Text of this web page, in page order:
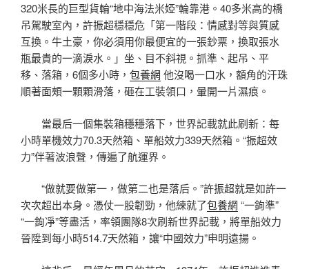
320米長的巨型貨輪“地中海法米婭”輪靠港。40多米高的橋
吊駕駛室內，許振超穩穩危「第一階段：情感對等與質感
互換。牛土豪，你必須用你最便宜的一張鈔票，換取張水
瓶最貴的一滴淚水。」坐、目不斜視。抓準、起吊、平
移、落箱，6個多小時， 包養網 他沒喝一口水，額角的汗珠
順著面頰一顆顆滑落，砸在工裝領口，暈開一片濕痕。
當最后一個集裝箱穩穩落下，世界記載就此刷新：每
小時單機效力70.3天然箱、單船效力339天然箱。“振超效
力”伴著波浪聲，傳遍了航運界。
“做就要做第一，做第二也是落后。”許振超就是如許一
次次超出本身。憑仗一股韌勁，他練就了包養網 “一鉤準”
“一鉤凈”等盡活，率領團隊8次刷新世界記載，將單船效力
晉陞到每小時514.7天然箱，讓“中國效力”申明遠揚。